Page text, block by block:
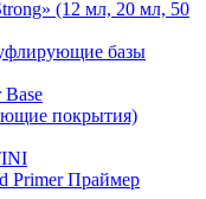
(12 мл, 20 мл, 50
базы
покрытия)
Primer Праймер